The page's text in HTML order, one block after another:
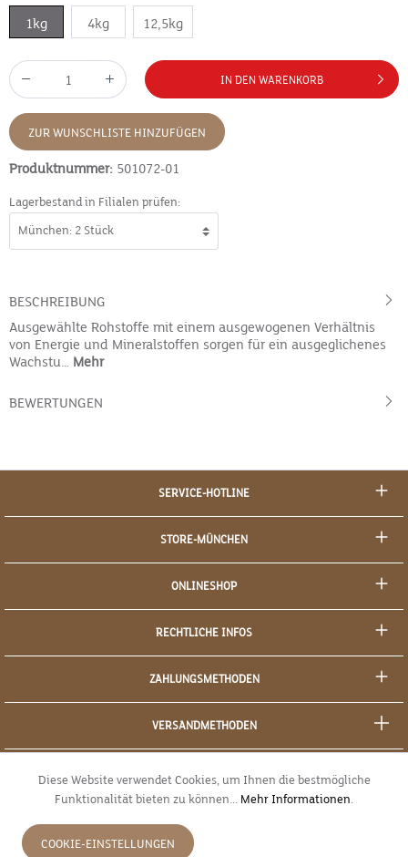
1kg 4kg 12,5kg
IN DEN WARENKORB
ZUR WUNSCHLISTE HINZUFÜGEN
Produktnummer: 501072-01
Lagerbestand in Filialen prüfen:
BESCHREIBUNG
Ausgewählte Rohstoffe mit einem ausgewogenen Verhältnis
von Energie und Mineralstoffen sorgen für ein ausgeglichenes
Wachstu… Mehr
BEWERTUNGEN
SERVICE-HOTLINE
STORE-MÜNCHEN
ONLINESHOP
RECHTLICHE INFOS
ZAHLUNGSMETHODEN
VERSANDMETHODEN
Diese Website verwendet Cookies, um Ihnen die bestmögliche
Funktionalität bieten zu können... Mehr Informationen.
COOKIE-EINSTELLUNGEN